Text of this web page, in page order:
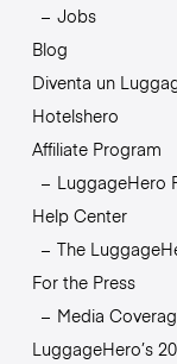
Jobs
Blog
Diventa un
Hotelshero
Affiliate Program
LuggageHero
Help Center
The
For the Press
Media
LuggageHero’s